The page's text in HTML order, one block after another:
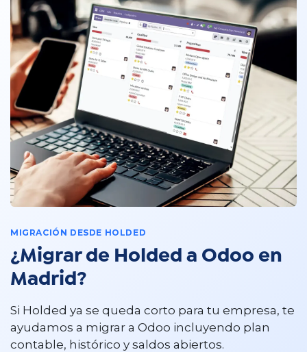
MIGRACIÓN DESDE HOLDED
¿Migrar de Holded a Odoo en
Madrid?
Si Holded ya se queda corto para tu empresa, te
ayudamos a migrar a Odoo incluyendo plan
contable, histórico y saldos abiertos.